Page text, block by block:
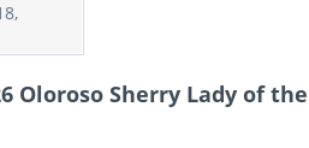
Sherry Lady of